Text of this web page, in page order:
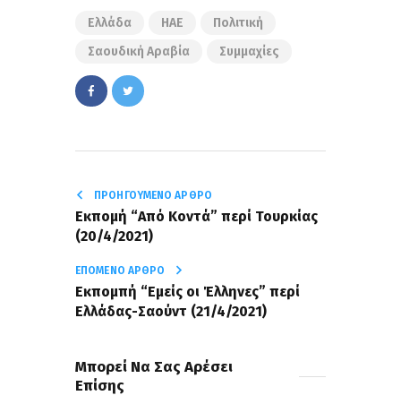
Ελλάδα ΗΑΕ
Πολιτική
Σαουδική Αραβία
Συμμαχίες
ΠΡΟΗΓΟΎΜΕΝΟ ΆΡΘΡΟ
Εκπομή “Από Κοντά” περί Τουρκίας
(20/4/2021)
ΕΠΌΜΕΝΟ ΆΡΘΡΟ
Εκπομπή “Εμείς οι Έλληνες” περί
Ελλάδας-Σαούντ (21/4/2021)
Μπορεί Να Σας Αρέσει
Επίσης